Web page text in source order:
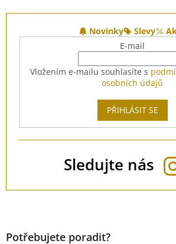
Novinky Slevy
E-mail
Vložením e-mailu souhlasíte s
osobních údajů
PŘIHLÁSIT SE
Sledujte nás
Potřebujete poradit?